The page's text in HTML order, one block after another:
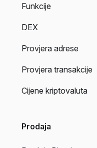
Funkcije
DEX
Provjera adrese
Provjera transakcije
Cijene kriptovaluta
Prodaja